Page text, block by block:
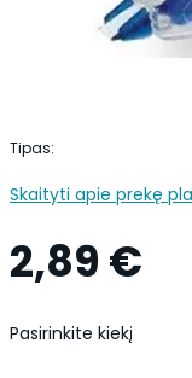
Tipas:
Skaityti apie prekę
2,89 €
Pasirinkite kiekį